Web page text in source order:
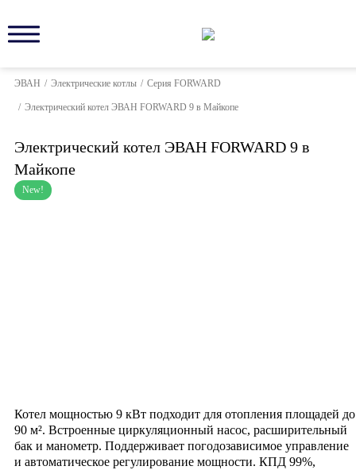
ЭВАН / Электрические котлы / Серия FORWARD
/ Электрический котел ЭВАН FORWARD 9 в Майкопе
Электрический котел ЭВАН FORWARD 9 в
Майкопе
New!
Котел мощностью 9 кВт подходит для отопления площадей до
90 м². Встроенные циркуляционный насос, расширительный
бак и манометр. Поддерживает погодозависимое управление
и автоматическое регулирование мощности. КПД 99%,